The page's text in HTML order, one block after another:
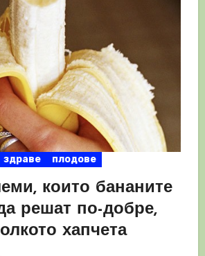
здраве плодове
които бананите
решат по-добре,
хапчета